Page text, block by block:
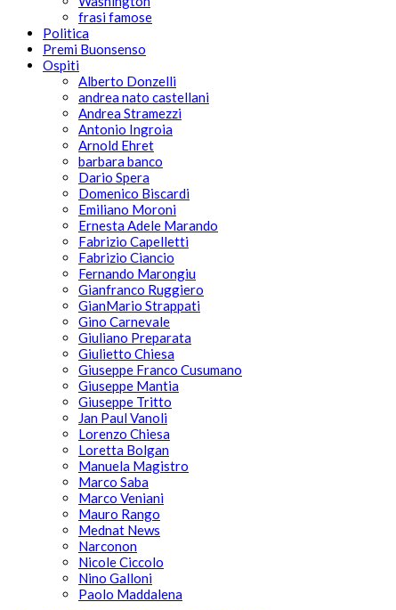
frasi famose
Politica
Premi Buonsenso
Ospiti
Alberto Donzelli
andrea nato castellani
Andrea Stramezzi
Antonio Ingroia
Arnold Ehret
barbara banco
Dario Spera
Domenico Biscardi
Emiliano Moroni
Ernesta Adele Marando
Fabrizio Capelletti
Fabrizio Ciancio
Fernando Marongiu
Gianfranco Ruggiero
GianMario Strappati
Gino Carnevale
Giuliano Preparata
Giulietto Chiesa
Giuseppe Franco Cusumano
Giuseppe Mantia
Giuseppe Tritto
Jan Paul Vanoli
Lorenzo Chiesa
Loretta Bolgan
Manuela Magistro
Marco Saba
Marco Veniani
Mauro Rango
Mednat News
Narconon
Nicole Ciccolo
Nino Galloni
Paolo Maddalena